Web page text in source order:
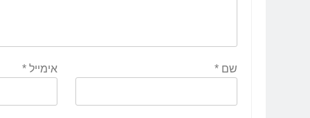
שם * אימייל*